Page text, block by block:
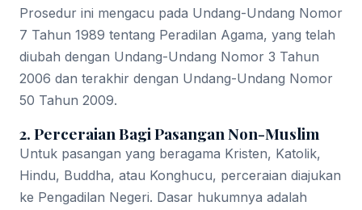
Prosedur ini mengacu pada Undang-Undang Nomor
7 Tahun 1989 tentang Peradilan Agama, yang telah
diubah dengan Undang-Undang Nomor 3 Tahun
2006 dan terakhir dengan Undang-Undang Nomor
50 Tahun 2009.
2. Perceraian Bagi Pasangan Non-Muslim
Untuk pasangan yang beragama Kristen, Katolik,
Hindu, Buddha, atau Konghucu, perceraian diajukan
ke Pengadilan Negeri. Dasar hukumnya adalah